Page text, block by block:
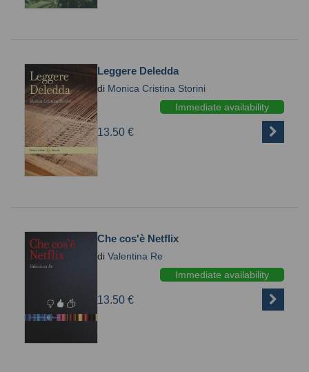
Leggere Deledda
di Monica Cristina Storini
Immediate availability
13.50 €
Che cos'è Netflix
di Valentina Re
Immediate availability
13.50 €